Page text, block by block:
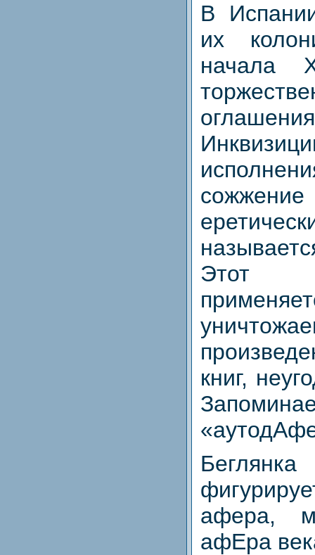
В
их
начала
Этот
книг,
афера,
афЕра